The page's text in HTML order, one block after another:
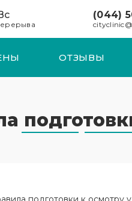
(044)
ОТЗЫВЫ